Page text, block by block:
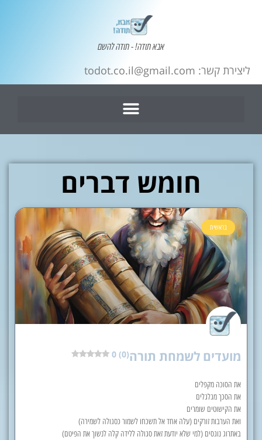
אבא תודה! - תודה להשם
ליצירת קשר: todot.co.il@gmail.com
חומש דברים
בראשית
מועדים לשמחת תורה0 (0)
את הסוכה מקפלים
את הסכך מגלגלים
את הקישוטים שומרים
ואת הערבות זורקים (עלה אחד אל תשכחו לשמור כסגולה לשמירה)
באתרוג נוגסים (למי שלא יודעת זאת סגולה ללידה קלה לנשוך את הפיטם)